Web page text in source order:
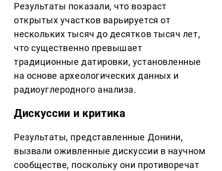
Результаты показали, что возраст
открытых участков варьируется от
нескольких тысяч до десятков тысяч лет,
что существенно превышает
традиционные датировки, установленные
на основе археологических данных и
радиоуглеродного анализа.
Дискуссии и критика
Результаты, представленные Донини,
вызвали оживленные дискуссии в научном
сообществе, поскольку они противоречат